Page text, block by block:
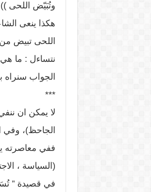
وتُبَيّض اللحى
هكذا ينعى
اللحى تبيض
نتساءل : ما هي
الجواب
***
لا يمكن ان
الجاحظ)، وفي
ففي معاصرته
(السياسة ،
في قصيدة ”